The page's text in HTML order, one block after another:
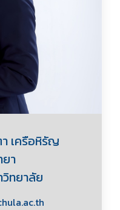
เครือหิรัญ
า
ทยาลัย